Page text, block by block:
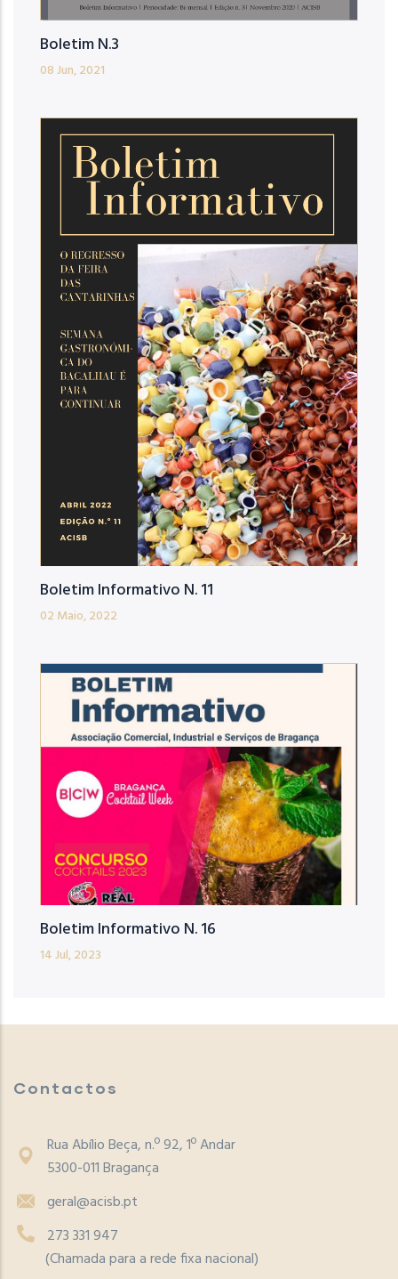
Boletim N.3
08 Jun, 2021
Boletim Informativo N. 11
02 Maio, 2022
Boletim Informativo N. 16
14 Jul, 2023
Contactos
Rua Abílio Beça, n.º 92, 1º Andar
5300-011 Bragança
geral@acisb.pt
273 331 947
(Chamada para a rede fixa nacional)